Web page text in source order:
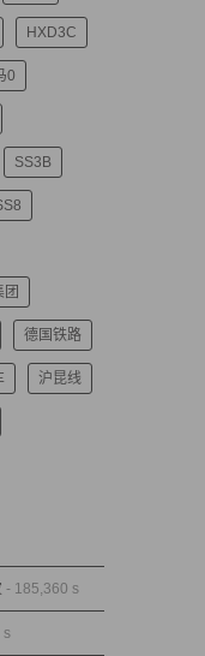
HXD3C
0
SS3B
团
德国铁路
沪昆线
- 185,360 s
s